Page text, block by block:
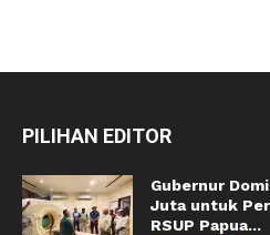
PILIHAN EDITOR
Gubernur
Juta untuk
RSUP Papua...